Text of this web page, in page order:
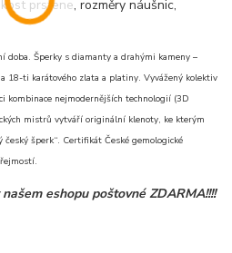
prstene, rozměry náušnic,
doba. Šperky s diamanty a drahými kameny –
18-ti karátového zlata a platiny. Vyvážený kolektiv
kombinace nejmodernějších technologií (3D
mistrů vytváří originální klenoty, ke kterým
šperk“. Certifikát České gemologické
eshopu poštovné ZDARMA!!!!